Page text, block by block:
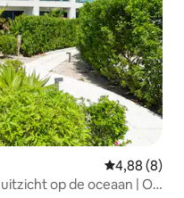
Gemiddelde
4,88 (8)
op de oceaan | Op